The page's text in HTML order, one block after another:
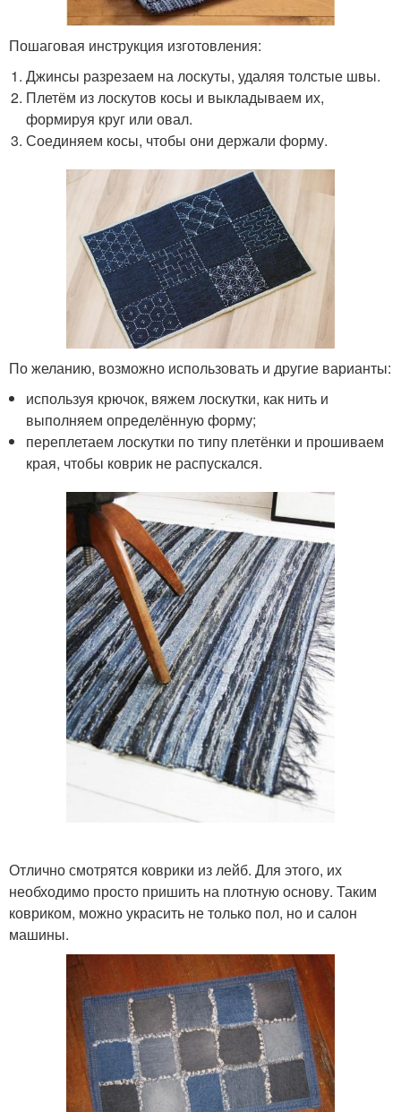
Пошаговая инструкция изготовления:
Джинсы разрезаем на лоскуты, удаляя толстые швы.
Плетём из лоскутов косы и выкладываем их,
формируя круг или овал.
Соединяем косы, чтобы они держали форму.
По желанию, возможно использовать и другие варианты:
используя крючок, вяжем лоскутки, как нить и
выполняем определённую форму;
переплетаем лоскутки по типу плетёнки и прошиваем
края, чтобы коврик не распускался.
Отлично смотрятся коврики из лейб. Для этого, их
необходимо просто пришить на плотную основу. Таким
ковриком, можно украсить не только пол, но и салон
машины.